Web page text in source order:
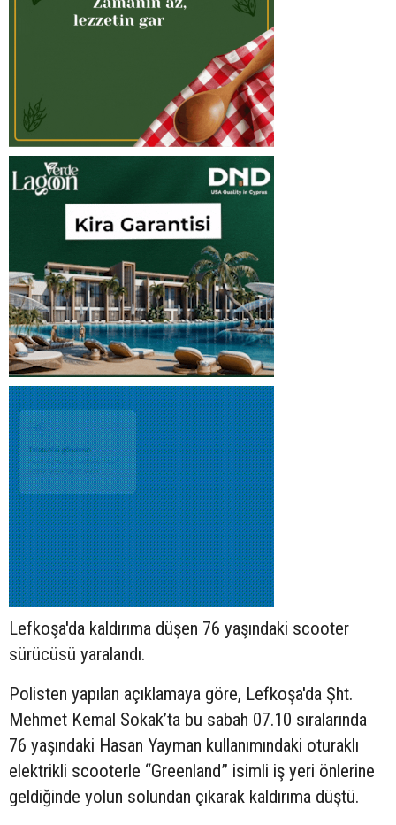
Lefkoşa'da kaldırıma düşen 76 yaşındaki scooter
sürücüsü yaralandı.
Polisten yapılan açıklamaya göre, Lefkoşa'da Şht.
Mehmet Kemal Sokak’ta bu sabah 07.10 sıralarında
76 yaşındaki Hasan Yayman kullanımındaki oturaklı
elektrikli scooterle “Greenland” isimli iş yeri önlerine
geldiğinde yolun solundan çıkarak kaldırıma düştü.